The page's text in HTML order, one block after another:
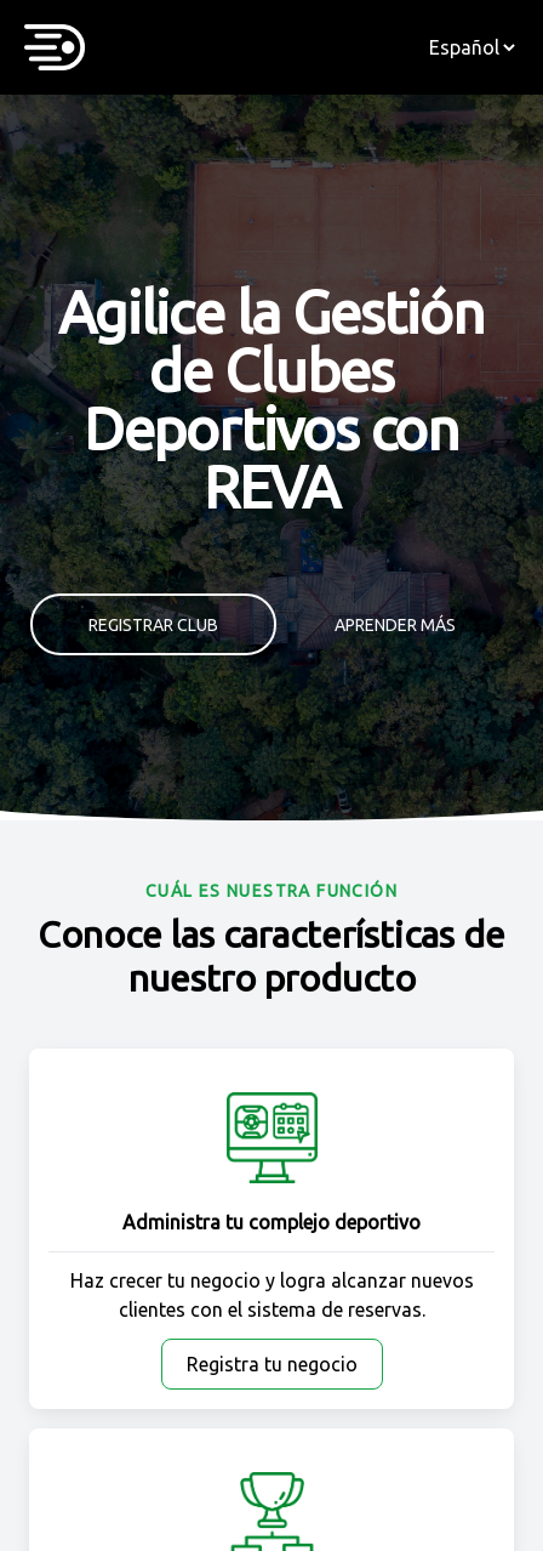
Agilice la Gestión
de Clubes
Deportivos con
REVA
REGISTRAR CLUB APRENDER MÁS
CUÁL ES NUESTRA FUNCIÓN
Conoce las características de
nuestro producto
Administra tu complejo deportivo
Haz crecer tu negocio y logra alcanzar nuevos
clientes con el sistema de reservas.
Registra tu negocio